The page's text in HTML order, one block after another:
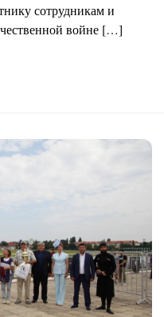
сотрудникам и
войне […]